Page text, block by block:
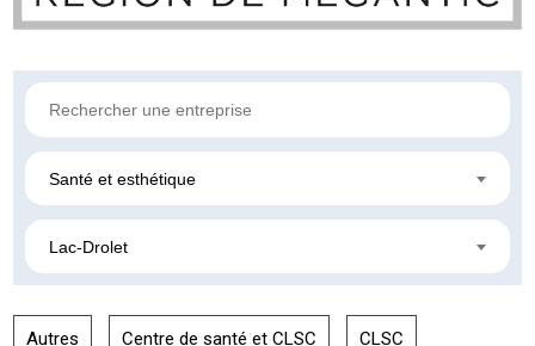
Santé et esthétique
Lac-Drolet
Autres Centre de santé et CLSC CLSC